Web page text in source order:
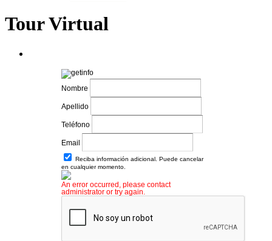
Tour Virtual
Nombre
Apellido
Teléfono
Email
Reciba información adicional. Puede cancelar
en cualquier momento.
An error occurred, please contact
administrator or try again.